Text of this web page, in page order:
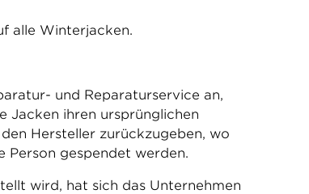
alle Winterjacken.
und Reparaturservice an,
Jacken ihren ursprünglichen
Hersteller zurückzugeben, wo
Person gespendet werden.
wird, hat sich das Unternehmen